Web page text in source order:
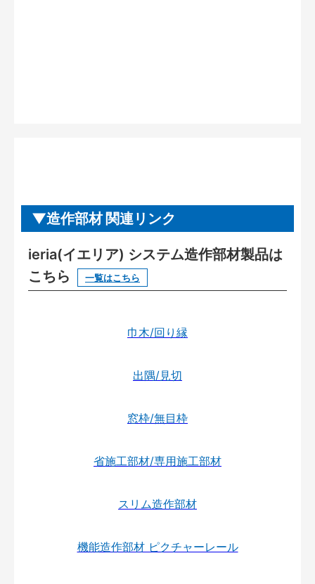
造作部材 関連リンク
ieria(イエリア) システム造作部材製品は
こちら
一覧はこちら
巾木/回り縁
出隅/見切
窓枠/無目枠
省施工部材/専用施工部材
スリム造作部材
機能造作部材 ピクチャーレール